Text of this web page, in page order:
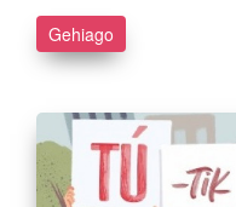
Gehiago